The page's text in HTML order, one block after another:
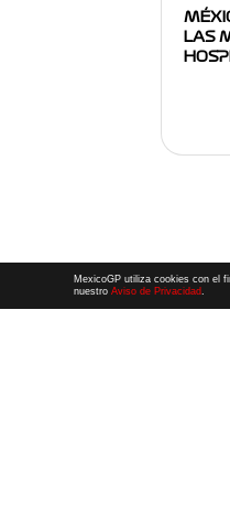
LAS
MexicoGP utiliza cookies con el
nuestroAviso de Privacidad.